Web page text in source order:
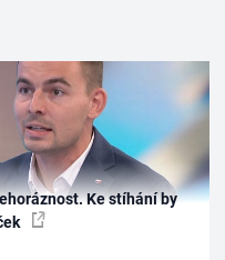
Ke stíhání by